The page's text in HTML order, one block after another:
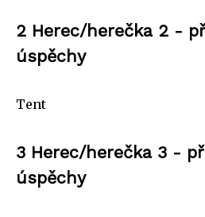
2 Herec/herečka 2 -
úspěchy
Tent
3 Herec/herečka 3 -
úspěchy